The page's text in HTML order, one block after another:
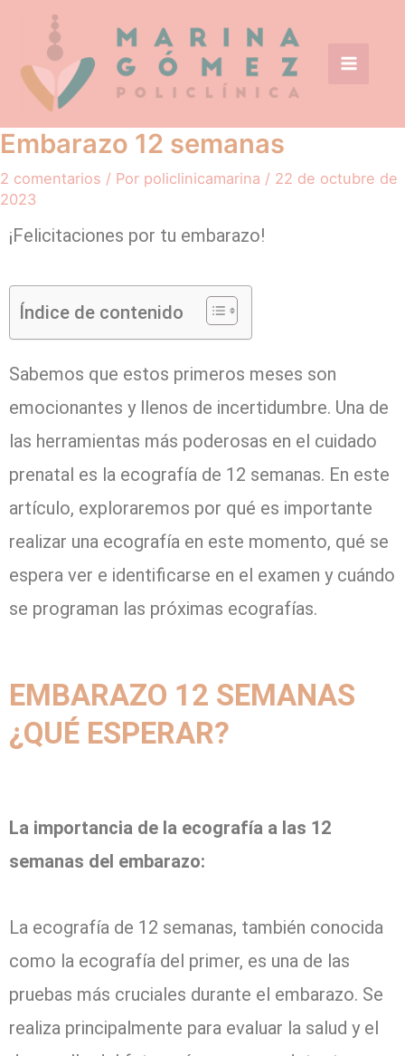
contenido
Menu
Embarazo 12 semanas
2 comentarios / Por policlinicamarina / 22 de octubre de
2023
¡Felicitaciones por tu embarazo!
Índice de contenido
Sabemos que estos primeros meses son
emocionantes y llenos de incertidumbre. Una de
las herramientas más poderosas en el cuidado
prenatal es la ecografía de 12 semanas. En este
artículo, exploraremos por qué es importante
realizar una ecografía en este momento, qué se
espera ver e identificarse en el examen y cuándo
se programan las próximas ecografías.
EMBARAZO 12 SEMANAS
¿QUÉ ESPERAR?
La importancia de la ecografía a las 12
semanas del embarazo:
La ecografía de 12 semanas, también conocida
como la ecografía del primer, es una de las
pruebas más cruciales durante el embarazo. Se
realiza principalmente para evaluar la salud y el